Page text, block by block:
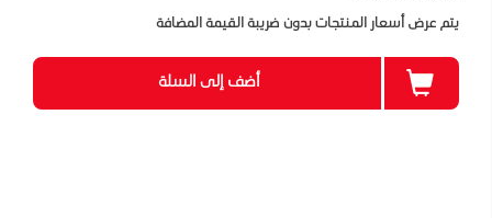
يتم عرض أسعار المنتجات بدون ضريبة القيمة المضافة
أضف إلى السلة